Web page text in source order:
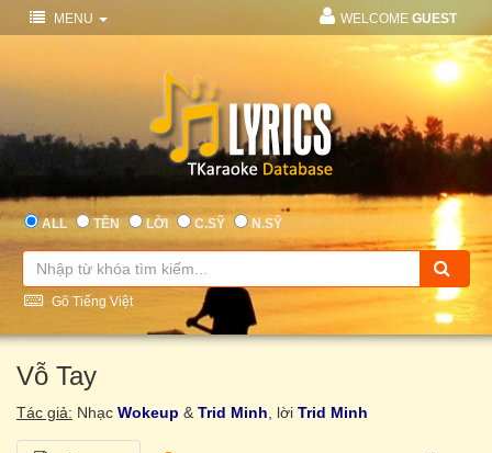
MENU WELCOME GUEST
ALL TÊN LỜI C.SỸ N.SỸ
Gõ Tiếng Việt
Vỗ Tay
Tác giả: Nhạc Wokeup & Trid Minh , lời Trid Minh